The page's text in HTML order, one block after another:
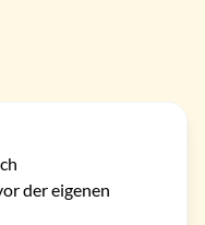
der eigenen